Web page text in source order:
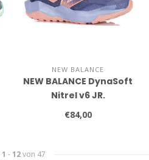
NEW BALANCE
NEW BALANCE DynaSoft
Nitrel v6 JR.
€84,00
1 - 12von 47